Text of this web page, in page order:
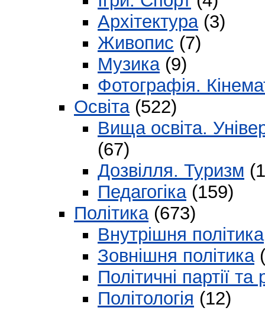
Архітектура(3)
Живопис (7)
Музика(9)
Фотографія.
Освіта(522)
Вища освіта.
(67)
Дозвілля. Туризм
Педагогіка(159)
Політика(673)
Внутрішня політика
Зовнішня політика
Політичні партії та
Політологія (12)